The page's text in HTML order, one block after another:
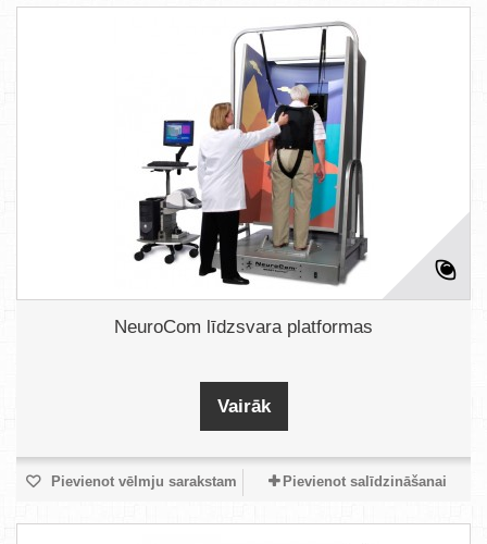
NeuroCom līdzsvara platformas
Vairāk
Pievienot vēlmju sarakstam Pievienot salīdzināšanai